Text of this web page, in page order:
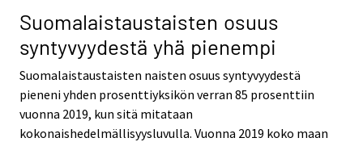
Suomalaistaustaisten osuus
syntyvyydestä yhä pienempi
Suomalaistaustaisten naisten osuus syntyvyydestä
pieneni yhden prosenttiyksikön verran 85 prosenttiin
vuonna 2019, kun sitä mitataan
kokonaishedelmällisyysluvulla. Vuonna 2019 koko maan